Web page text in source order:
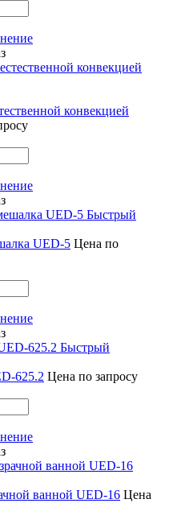
конвекцией
Быстрый
UED-5 Цена по
Быстрый
625.2 Цена по запросу
ванной UED-16 Цена